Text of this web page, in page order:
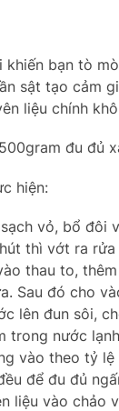
khiến bạn tò
sật tạo cảm
liệu chính
đu đủ
hiện:
vỏ, bổ đôi
thì vớt ra rửa
thau to,
Sau đó cho
lên đun sôi,
trong nước
vào theo tỷ
để đu đủ
liệu vào chảo